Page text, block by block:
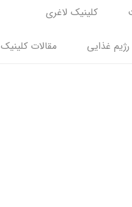
کلینیک لاغری
غذایی مقالات کلینیک